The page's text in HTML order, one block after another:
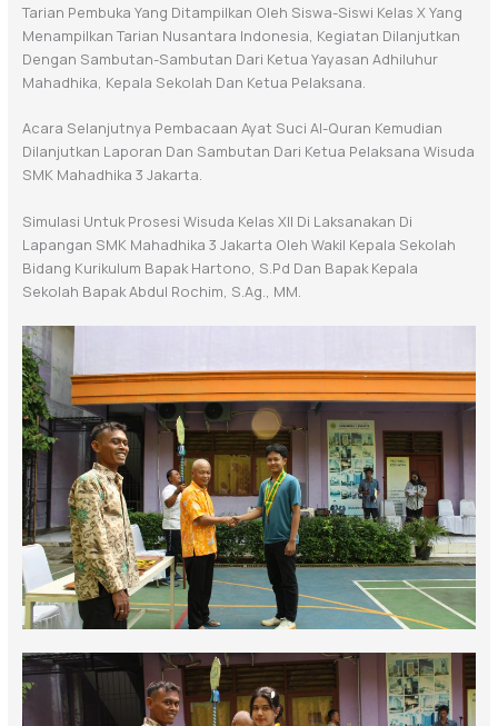
Tarian Pembuka Yang Ditampilkan Oleh Siswa-Siswi Kelas X Yang
Menampilkan Tarian Nusantara Indonesia, Kegiatan Dilanjutkan
Dengan Sambutan-Sambutan Dari Ketua Yayasan Adhiluhur
Mahadhika, Kepala Sekolah Dan Ketua Pelaksana.
Acara Selanjutnya Pembacaan Ayat Suci Al-Quran Kemudian
Dilanjutkan Laporan Dan Sambutan Dari Ketua Pelaksana Wisuda
SMK Mahadhika 3 Jakarta.
Simulasi Untuk Prosesi Wisuda Kelas XII Di Laksanakan Di
Lapangan SMK Mahadhika 3 Jakarta Oleh Wakil Kepala Sekolah
Bidang Kurikulum Bapak Hartono, S.Pd Dan Bapak Kepala
Sekolah Bapak Abdul Rochim, S.Ag., MM.